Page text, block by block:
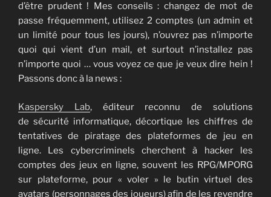
d’être prudent ! Mes conseils : changez de mot de
passe fréquemment, utilisez 2 comptes (un admin et
un limité pour tous les jours), n’ouvrez pas n’importe
quoi qui vient d’un mail, et surtout n’installez pas
n’importe quoi … vous voyez ce que je veux dire hein !
Passons donc à la news :
Kaspersky Lab, éditeur reconnu de solutions
de sécurité informatique, décortique les chiffres de
tentatives de piratage des plateformes de jeu en
ligne. Les cybercriminels cherchent à hacker les
comptes des jeux en ligne, souvent les RPG/MPORG
sur plateforme, pour « voler » le butin virtuel des
avatars (personnages des joueurs) afin de les revendre